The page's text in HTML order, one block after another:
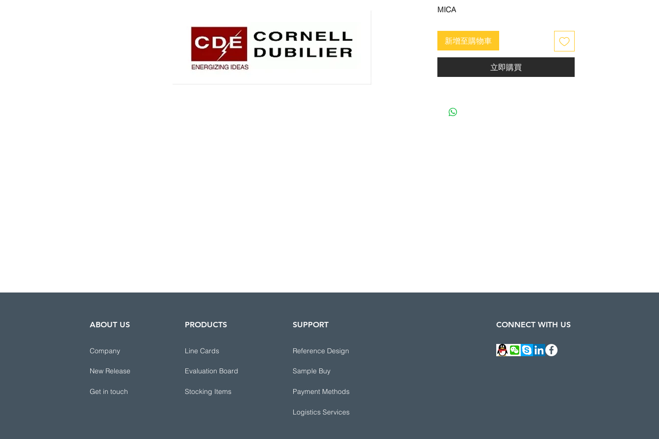
MICA
新增至購物車
立即購買
ABOUT US
Company
New Release
Get in touch
PRODUCTS
Line Cards
Evaluation Board
Stocking Items
SUPPORT
Reference Design
Sample Buy
Payment Methods
CONNECT WITH US
Logistics Services